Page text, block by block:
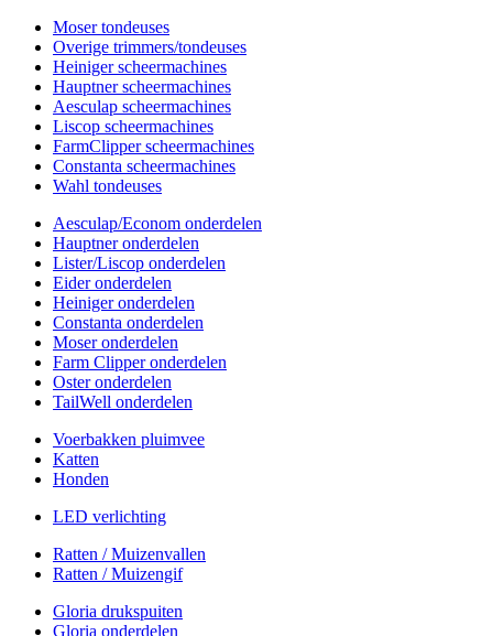
Moser tondeuses
Overige trimmers/tondeuses
Heiniger scheermachines
Hauptner scheermachines
Aesculap scheermachines
Liscop scheermachines
FarmClipper scheermachines
Constanta scheermachines
Wahl tondeuses
Aesculap/Econom onderdelen
Hauptner onderdelen
Lister/Liscop onderdelen
Eider onderdelen
Heiniger onderdelen
Constanta onderdelen
Moser onderdelen
Farm Clipper onderdelen
Oster onderdelen
TailWell onderdelen
Voerbakken pluimvee
Katten
Honden
LED verlichting
Ratten / Muizenvallen
Ratten / Muizengif
Gloria drukspuiten
Gloria onderdelen